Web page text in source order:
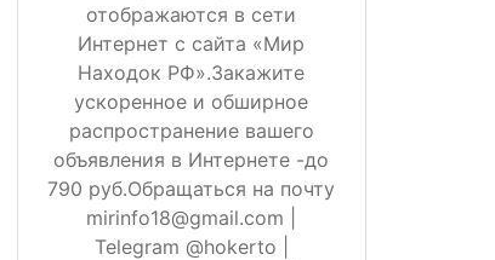
отображаются в сети
Интернет с сайта «Мир
Находок РФ».Закажите
ускоренное и обширное
распространение вашего
объявления в Интернете -до
790 руб.Обращаться на почту
mirinfo18@gmail.com |
Telegram @hokerto |